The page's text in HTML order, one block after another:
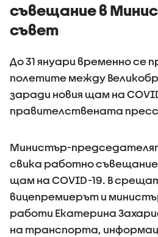
съвещание в
съвет
До 31 януари временно се
полетите между
заради новия щам на
правителствената
Министър-
свика работно съвещание
щам на COVID-19. В
вицепремиерът и
работи Екатерина
на транспорта,